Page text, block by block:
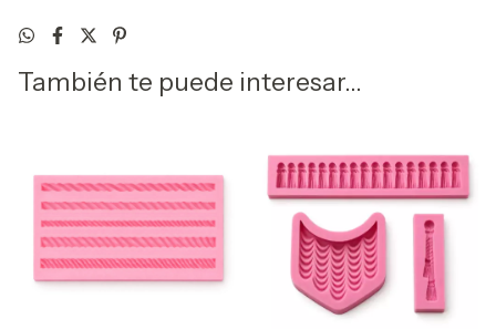
También te puede interesar...